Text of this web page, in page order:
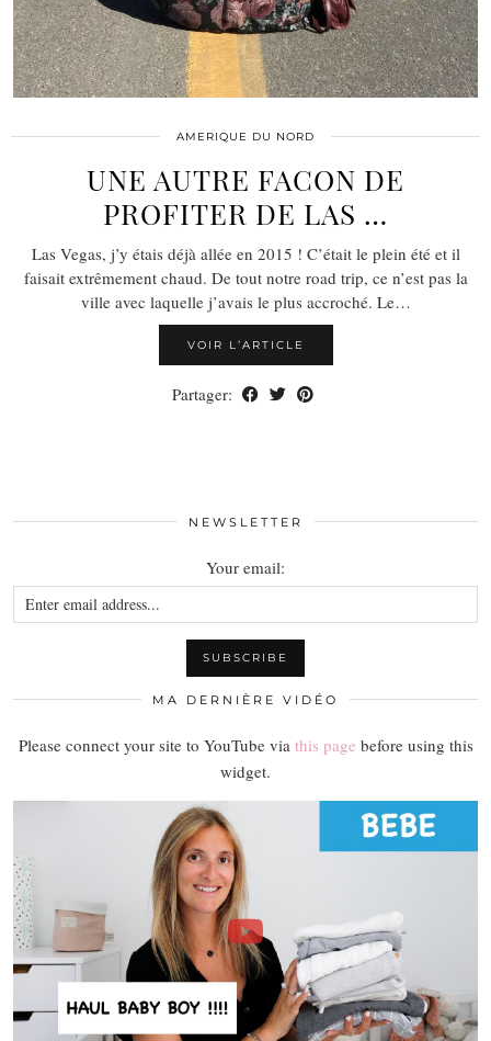
AMERIQUE DU NORD
UNE AUTRE FACON DE
PROFITER DE LAS …
Las Vegas, j’y étais déjà allée en 2015 ! C’était le plein été et il
faisait extrêmement chaud. De tout notre road trip, ce n’est pas la
ville avec laquelle j’avais le plus accroché. Le…
VOIR L’ARTICLE
Partager:
NEWSLETTER
Your email:
MA DERNIÈRE VIDÉO
Please connect your site to YouTube via this page before using this
widget.